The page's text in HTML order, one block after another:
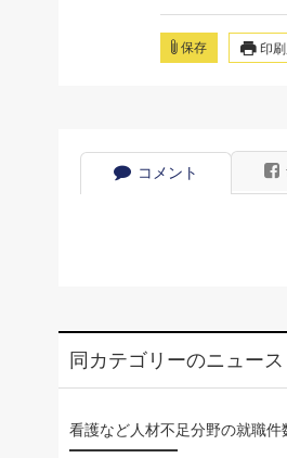
保存 印刷
コメント
同カテゴリーのニュース
看護など人材不足分野の就職件